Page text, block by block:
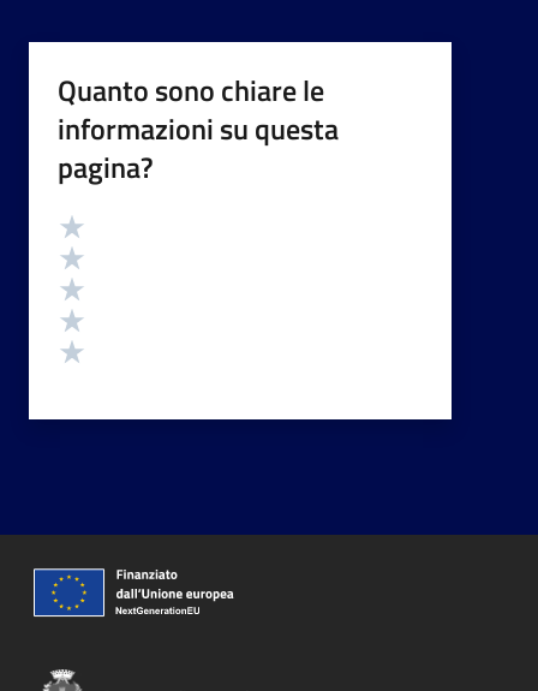
Quanto sono chiare le
informazioni su questa
pagina?
Valutazione